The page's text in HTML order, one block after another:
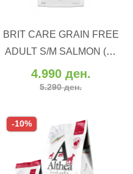
BRIT CARE GRAIN FREE
ADULT S/M SALMON (12
kg)
4.990 ден.
5.290 ден.
Додај во желби
Додај за споредба
-10%